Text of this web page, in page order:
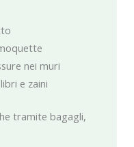
nei muri
e zaini
tramite bagagli,